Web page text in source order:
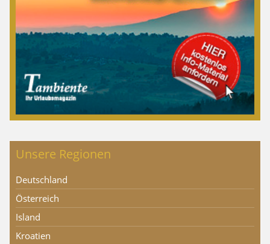
Unsere Regionen
Deutschland
Österreich
Island
Kroatien